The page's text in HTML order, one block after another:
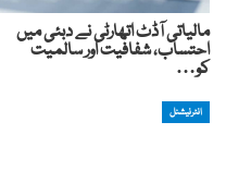
مالیاتی آڈٹ اتھارٹی نے دبئی میں
احتساب، شفافیت اور سالمیت
کو…
انٹرنیشنل